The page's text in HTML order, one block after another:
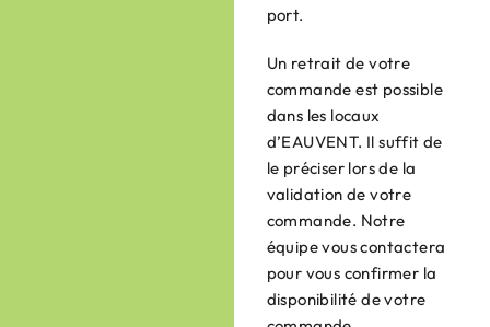
port.
Un retrait de votre
commande est possible
dans les locaux
d’EAUVENT. Il suffit de
le préciser lors de la
validation de votre
commande. Notre
équipe vous contactera
pour vous confirmer la
disponibilité de votre